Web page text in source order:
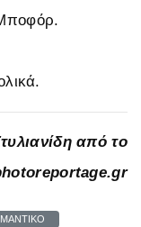
από το